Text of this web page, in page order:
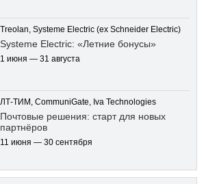
Treolan, Systeme Electric (ex Schneider Electric)
Systeme Electric: «Летние бонусы»
1 июня — 31 августа
ЛТ-ТИМ, CommuniGate, Iva Technologies
Почтовые решения: старт для новых
партнёров
11 июня — 30 сентября